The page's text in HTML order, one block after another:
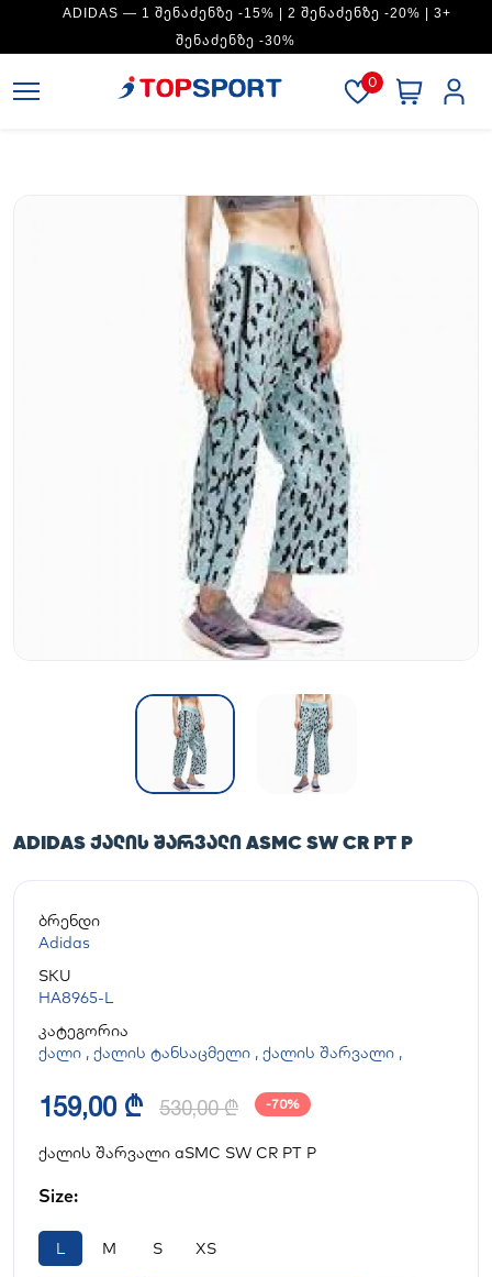
ADIDAS — 1 ᲨᲔᲜᲐᲫᲔᲜᲖᲔ -15% | 2 ᲨᲔᲜᲐᲫᲔᲜᲖᲔ -20% | 3+
ᲨᲔᲜᲐᲫᲔᲜᲖᲔ -30%
0
ADIDAS ᲥᲐᲚᲘᲡ ᲨᲐᲠᲕᲐᲚᲘ ASMC SW CR PT P
ბრენდი
Adidas
SKU
HA8965-L
კატეგორია
ქალი , ქალის ტანსაცმელი , ქალის შარვალი ,
159,00 ₾ 530,00 ₾ -70%
ქალის შარვალი aSMC SW CR PT P
Size:
L M S XS